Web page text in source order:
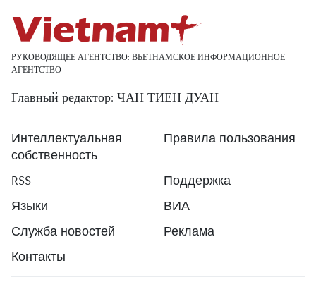
РУКОВОДЯЩЕЕ АГЕНТСТВО: ВЬЕТНАМСКОЕ ИНФОРМАЦИОННОЕ
АГЕНТСТВО
Главный редактор: ЧАН ТИЕН ДУАН
Интеллектуальная
собственность
Правила пользования
RSS
Поддержка
Языки
ВИА
Служба новостей
Реклама
Контакты